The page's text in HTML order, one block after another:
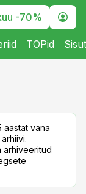
-70%
TOPid
aastat vana
arhiveeritud